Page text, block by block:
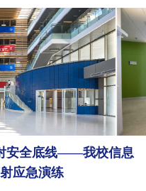
安全底线——我校信息
应急演练